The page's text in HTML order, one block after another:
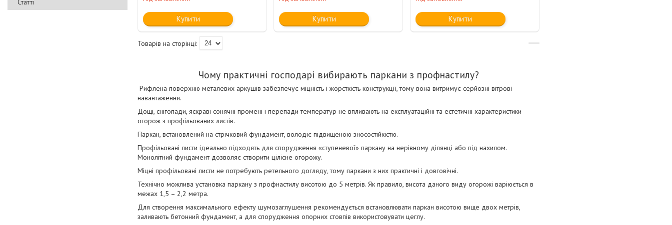
Статті
Купити Купити Купити
Чому практичні господарі вибирають паркани з профнастилу?
Рифлена поверхню металевих аркушів забезпечує міцність і жорсткість конструкції, тому вона витримує серйозні вітрові
навантаження.
Дощі, снігопади, яскраві сонячні промені і перепади температур не впливають на експлуатаційні та естетичні характеристики
огорож з профільованих листів.
Паркан, встановлений на стрічковий фундамент, володіє підвищеною зносостійкістю.
Профільовані листи ідеально підходять для спорудження «ступеневої» паркану на нерівному ділянці або під нахилом.
Монолітний фундамент дозволяє створити цілісне огорожу.
Міцні профільовані листи не потребують ретельного догляду, тому паркани з них практичні і довговічні.
Технічно можлива установка паркану з профнастилу висотою до 5 метрів. Як правило, висота даного виду огорожі варіюється в
межах 1,5 – 2,2 метра.
Для створення максимального ефекту шумозаглушення рекомендується встановлювати паркан висотою вище двох метрів,
заливають бетонний фундамент, а для спорудження опорних стовпів використовувати цеглу.